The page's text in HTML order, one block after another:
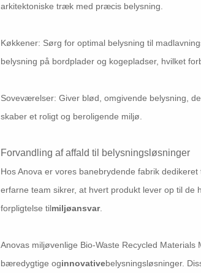
arkitektoniske træk med præcis belysning.
Køkkener: Sørg for optimal belysning til
belysning på bordplader og kogepladser, hvilket
Soveværelser: Giver blød, omgivende belysning,
skaber et roligt og beroligende miljø.
Forvandling af affald til belysningsløsninger
Hos Anova er vores banebrydende fabrik dedikeret
erfarne team sikrer, at hvert produkt lever op til
forpligtelse tilmiljøansvar.
Anovas miljøvenlige Bio-Waste Recycled
bæredygtige oginnovativebelysningsløsninger.